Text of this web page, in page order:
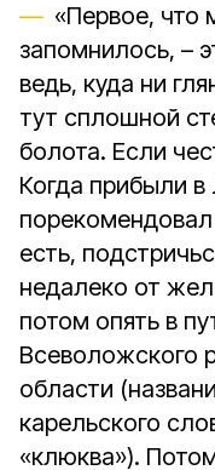
«Первое, что
запомнилось, –
ведь, куда ни
тут сплошной
болота. Если
Когда прибыли в
есть,
недалеко от
потом опять в
Всеволожского
области
карельского
«клюква»).